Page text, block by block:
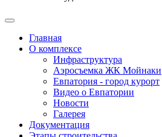
Главная
О комплексе
Инфраструктура
Аэросъемка ЖК Мойнаки
Евпатория - город курорт
Видео о Евпатории
Новости
Галерея
Документация